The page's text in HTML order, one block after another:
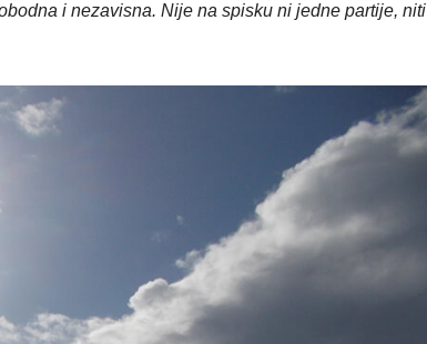
i nezavisna. Nije na spisku ni jedne partije, niti